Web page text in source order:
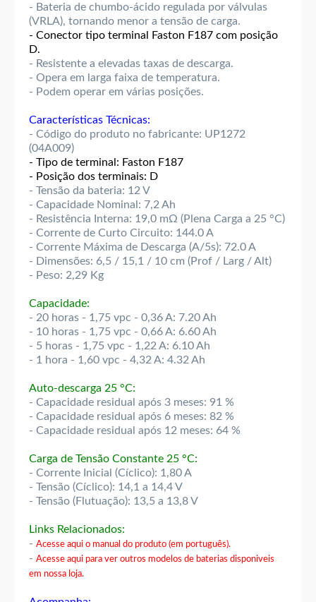
- Bateria de chumbo-ácido regulada por válvulas
(VRLA), tornando menor a tensão de carga.
- Conector tipo terminal Faston F187 com posição
D.
- Resistente a elevadas taxas de descarga.
- Opera em larga faixa de temperatura.
- Podem operar em várias posições.
Características Técnicas:
- Código do produto no fabricante: UP1272
(04A009)
- Tipo de terminal: Faston F187
- Posição dos terminais: D
- Tensão da bateria: 12 V
- Capacidade Nominal: 7,2 Ah
- Resistência Interna: 19,0 mΩ (Plena Carga a 25 °C)
- Corrente de Curto Circuito: 144.0 A
- Corrente Máxima de Descarga (A/5s): 72.0 A
- Dimensões: 6,5 / 15,1 / 10 cm (Prof / Larg / Alt)
- Peso: 2,29 Kg
Capacidade:
- 20 horas - 1,75 vpc - 0,36 A: 7.20 Ah
- 10 horas - 1,75 vpc - 0,66 A: 6.60 Ah
- 5 horas - 1,75 vpc - 1,22 A: 6.10 Ah
- 1 hora - 1,60 vpc - 4,32 A: 4.32 Ah
Auto-descarga 25 °C:
- Capacidade residual após 3 meses: 91 %
- Capacidade residual após 6 meses: 82 %
- Capacidade residual após 12 meses: 64 %
Carga de Tensão Constante 25 °C:
- Corrente Inicial (Cíclico): 1,80 A
- Tensão (Cíclico): 14,1 a 14,4 V
- Tensão (Flutuação): 13,5 a 13,8 V
Links Relacionados:
- Acesse aqui o manual do produto (em português).
- Acesse aqui para ver outros modelos de baterias disponiveis
em nossa loja.